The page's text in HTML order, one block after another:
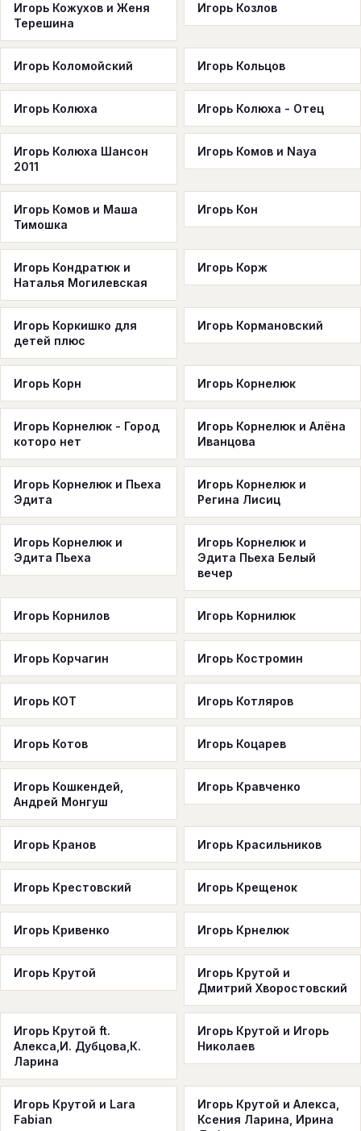
Игорь Кожухов и Женя
Терешина
Игорь Козлов
Игорь Коломойский Игорь Кольцов
Игорь Колюха Игорь Колюха - Отец
Игорь Колюха Шансон
2011
Игорь Комов и Naya
Игорь Комов и Маша
Тимошка
Игорь Кон
Игорь Кондратюк и
Наталья Могилевская
Игорь Корж
Игорь Коркишко для
детей плюс
Игорь Кормановский
Игорь Корн Игорь Корнелюк
Игорь Корнелюк - Город
которо нет
Игорь Корнелюк и Алёна
Иванцова
Игорь Корнелюк и Пьеха
Эдита
Игорь Корнелюк и
Регина Лисиц
Игорь Корнелюк и
Эдита Пьеха
Игорь Корнелюк и
Эдита Пьеха Белый
вечер
Игорь Корнилов Игорь Корнилюк
Игорь Корчагин Игорь Костромин
Игорь КОТ Игорь Котляров
Игорь Котов Игорь Коцарев
Игорь Кошкендей,
Андрей Монгуш
Игорь Кравченко
Игорь Кранов Игорь Красильников
Игорь Крестовский Игорь Крещенок
Игорь Кривенко Игорь Крнелюк
Игорь Крутой
Игорь Крутой и
Дмитрий Хворостовский
Игорь Крутой ft.
Алекса,И. Дубцова,К.
Ларина
Игорь Крутой и Игорь
Николаев
Игорь Крутой и Lara
Fabian
Игорь Крутой и Алекса,
Ксения Ларина, Ирина